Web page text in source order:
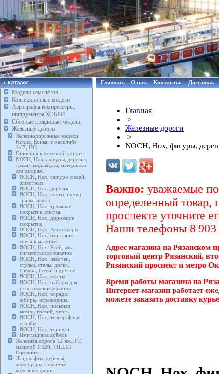
Модели самолётов.
Коллекционные модели
Аэрографы компрессоры,
инструменты ХОББИ.
Сборные стендовые модели.
Железные дороги
Железнодорожные модели
Konka, Конка, в масштабе
1:87, HO.
Строения к железной дороге
NOCH, Нох, фигуры, деревья,
трава, ландшафты, материалы
для диорам.
NOCH, Нох, фигуры людей,
животных.
NOCH, Нох, деревья.
NOCH, Нох, кусты, пучки
травы, цветы.
NOCH, Нох, травяное
покрытие, листва.
NOCH, Нох, дорожное
покрытие.
NOCH, Нох, Аксессуары
NOCH, Нох, имитация
снега к макетам
NOCH, Нох, Клей, лак,
пигменты для макетов
NOCH, Нох, лавочки,
стулья, столы, доски,
брёвна, бочки и другое.
NOCH, Нох, мосты.
NOCH, Нох, наборы для
изготовления макетов
NOCH, Нох, ограды,
заборы, ограждения.
NOCH, Нох, посыпки
камни, гравий, уголь.
NOCH, Нох, телеграфные
столбы
NOCH, Нох, туннели.
Имитация водоёмов
Железная дорога 12 мм.,TT,
масштаб 1:120, TILLIG
Германия.
Ландшафты, деревья,
аксессуары к макетам
железных дорог.
Главная. О нас. Контакты. Доставка.
Главная
>
Железные дороги
>
NOCH, Нох, фигуры,
Важно: уважаемые
определенный товар,
проспекте уточните
Наши телефоны 8 903
Адрес магазина на Рязанском
торговый центр Рязанский,
Рязанский проспект и метро
Время работы магазина на
Интернет-магазин работает
можете заказать доставку